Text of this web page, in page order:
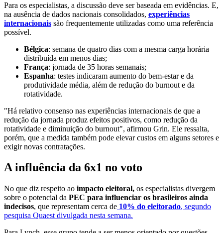
Para os especialistas, a discussão deve ser baseada em evidências. E,
na ausência de dados nacionais consolidados, experiências
internacionais são frequentemente utilizadas como uma referência
possível.
Bélgica: semana de quatro dias com a mesma carga horária
distribuída em menos dias;
França: jornada de 35 horas semanais;
Espanha: testes indicaram aumento do bem-estar e da
produtividade média, além de redução do burnout e da
rotatividade.
"Há relativo consenso nas experiências internacionais de que a
redução da jornada produz efeitos positivos, como redução da
rotatividade e diminuição do burnout", afirmou Grin. Ele ressalta,
porém, que a medida também pode elevar custos em alguns setores e
exigir novas contratações.
A influência da 6x1 no voto
No que diz respeito ao impacto eleitoral, os especialistas divergem
sobre o potencial da PEC para influenciar os brasileiros ainda
indecisos, que representam cerca de 10% do eleitorado, segundo
pesquisa Quaest divulgada nesta semana.